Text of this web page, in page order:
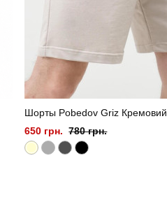
Шорты Pobedov Griz Кремовий
650 грн. 780 грн.